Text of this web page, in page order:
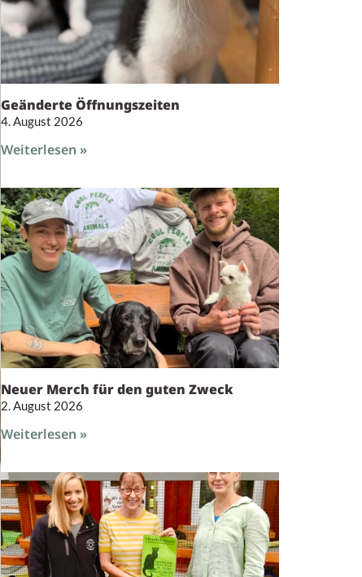
Geänderte Öffnungszeiten
4. August 2026
Weiterlesen »
Neuer Merch für den guten Zweck
2. August 2026
Weiterlesen »